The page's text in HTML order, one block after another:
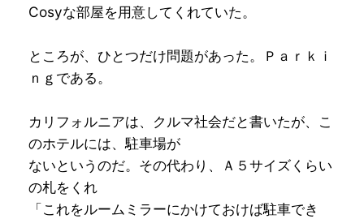
Cosyな部屋を用意してくれていた。
ところが、ひとつだけ問題があった。Ｐａｒｋｉ
ｎｇである。
カリフォルニアは、クルマ社会だと書いたが、こ
のホテルには、駐車場が
ないというのだ。その代わり、Ａ５サイズくらい
の札をくれ
「これをルームミラーにかけておけば駐車でき